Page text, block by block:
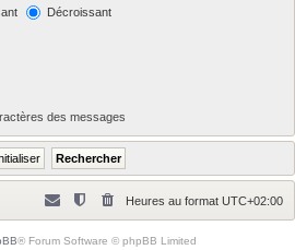
Décroissant
des messages
Heures au format UTC+02:00
® Forum Software © phpBB Limited